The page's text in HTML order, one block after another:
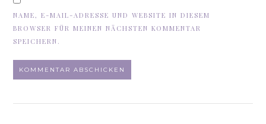
NAME, E-MAIL-ADRESSE UND WEBSITE IN DIESEM
BROWSER FÜR MEINEN NÄCHSTEN KOMMENTAR
SPEICHERN.